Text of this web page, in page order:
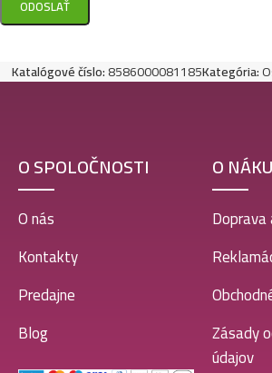
Katalógové číslo:8586000081185Kategória:
O SPOLOČNOSTI
O nás
Kontakty
Predajne
Blog
O
Zásady
údajov